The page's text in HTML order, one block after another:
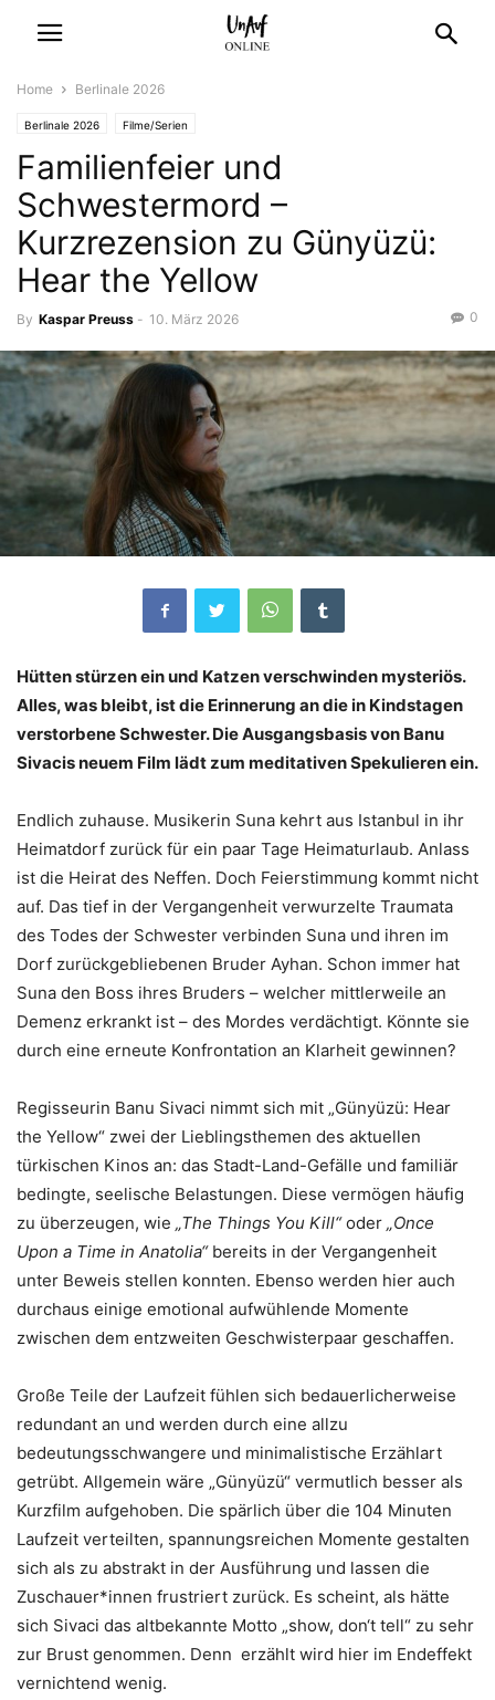
Home Berlinale 2026
Berlinale 2026 Filme/Serien
Familienfeier und
Schwestermord –
Kurzrezension zu Günyüzü:
Hear the Yellow
By Kaspar Preuss - 10. März 2026 0
Hütten stürzen ein und Katzen verschwinden mysteriös.
Alles, was bleibt, ist die Erinnerung an die in Kindstagen
verstorbene Schwester. Die Ausgangsbasis von Banu
Sivacis neuem Film lädt zum meditativen Spekulieren ein.
Endlich zuhause. Musikerin Suna kehrt aus Istanbul in ihr
Heimatdorf zurück für ein paar Tage Heimaturlaub. Anlass
ist die Heirat des Neffen. Doch Feierstimmung kommt nicht
auf. Das tief in der Vergangenheit verwurzelte Traumata
des Todes der Schwester verbinden Suna und ihren im
Dorf zurückgebliebenen Bruder Ayhan. Schon immer hat
Suna den Boss ihres Bruders – welcher mittlerweile an
Demenz erkrankt ist – des Mordes verdächtigt. Könnte sie
durch eine erneute Konfrontation an Klarheit gewinnen?
Regisseurin Banu Sivaci nimmt sich mit „Günyüzü: Hear
the Yellow“ zwei der Lieblingsthemen des aktuellen
türkischen Kinos an: das Stadt-Land-Gefälle und familiär
bedingte, seelische Belastungen. Diese vermögen häufig
zu überzeugen, wie „The Things You Kill“oder „Once
Upon a Time in Anatolia“bereits in der Vergangenheit
unter Beweis stellen konnten. Ebenso werden hier auch
durchaus einige emotional aufwühlende Momente
zwischen dem entzweiten Geschwisterpaar geschaffen.
Große Teile der Laufzeit fühlen sich bedauerlicherweise
redundant an und werden durch eine allzu
bedeutungsschwangere und minimalistische Erzählart
getrübt. Allgemein wäre „Günyüzü“ vermutlich besser als
Kurzfilm aufgehoben. Die spärlich über die 104 Minuten
Laufzeit verteilten, spannungsreichen Momente gestalten
sich als zu abstrakt in der Ausführung und lassen die
Zuschauer*innen frustriert zurück. Es scheint, als hätte
sich Sivaci das altbekannte Motto „show, don‘t tell“ zu sehr
zur Brust genommen. Denn erzählt wird hier im Endeffekt
vernichtend wenig.